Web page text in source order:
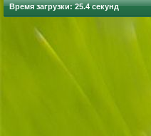
Время загрузки: 25.4 секунд